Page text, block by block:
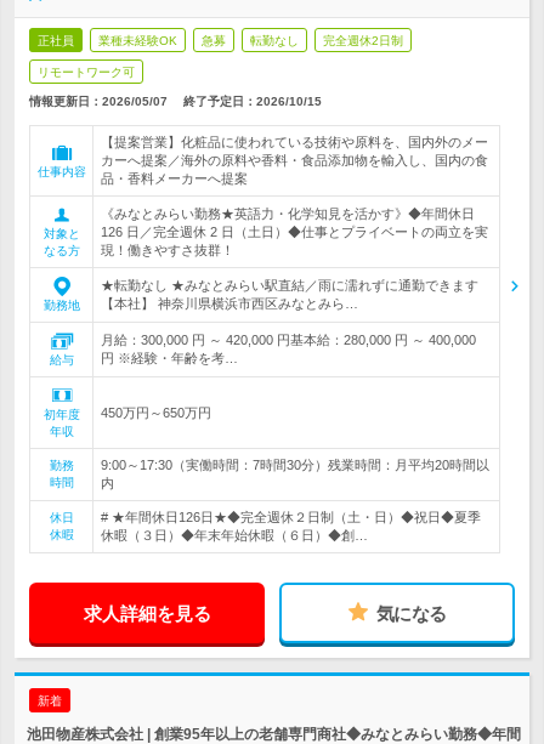
正社員 業種未経験OK 急募 転勤なし 完全週休2日制
リモートワーク可
情報更新日：2026/05/07 終了予定日： 2026/10/15
仕事内容
【提案営業】化粧品に使われている技術や原料を、国内外のメー
カーへ提案／海外の原料や香料・食品添加物を輸入し、国内の食
品・香料メーカーへ提案
対象と
なる方
《みなとみらい勤務★英語力・化学知見を活かす》◆年間休日
126 日／完全週休 2 日（土日）◆仕事とプライベートの両立を実
現！働きやすさ抜群！
勤務地
★転勤なし ★みなとみらい駅直結／雨に濡れずに通勤できます
【本社】 神奈川県横浜市西区みなとみら…
給与
月給：300,000 円 ～ 420,000 円基本給：280,000 円 ～ 400,000
円 ※経験・年齢を考…
初年度
年収
450万円～650万円
勤務
時間
9:00～17:30（実働時間：7時間30分）残業時間：月平均20時間以
内
休日
休暇
# ★年間休日126日★◆完全週休２日制（土・日）◆祝日◆夏季
休暇（３日）◆年末年始休暇（６日）◆創…
求人詳細を見る 気になる
新着
池田物産株式会社 | 創業95年以上の老舗専門商社◆みなとみらい勤務◆年間